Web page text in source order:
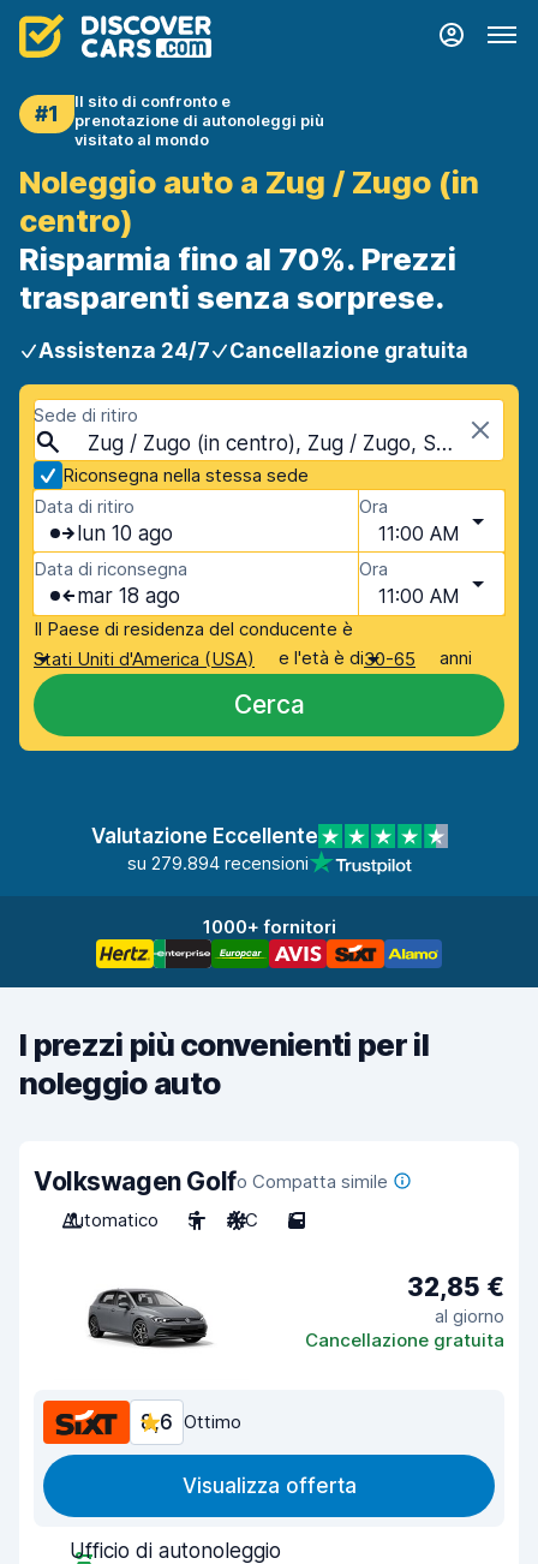
#1
Il sito di confronto e
prenotazione di autonoleggi più
visitato al mondo
Noleggio auto a Zug / Zugo (in
centro)
Risparmia fino al 70%. Prezzi
trasparenti senza sorprese.
Assistenza 24/7 Cancellazione gratuita
Sede di ritiro
Zug / Zugo (in centro), Zug / Zugo, Svizzera
Riconsegna nella stessa sede
Data di ritiro
lun 10 ago
Ora
11:00 AM
Data di riconsegna
mar 18 ago
Ora
11:00 AM
Il Paese di residenza del conducente è
Stati Uniti d'America (USA)
e l'età è di30-65 anni
Cerca
Valutazione Eccellente
su 279.894 recensioni
1000+ fornitori
I prezzi più convenienti per il
noleggio auto
Volkswagen Golfo Compatta simile
Automatico
5 A/C 5
32,85 €
al giorno
Cancellazione gratuita
8,6 Ottimo
Visualizza offerta
Ufficio di autonoleggio